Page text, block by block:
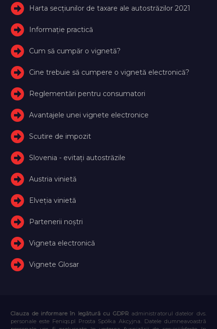
Harta secțiunilor de taxare ale autostrăzilor 2021
Informație practică
Cum să cumpăr o vignetă?
Cine trebuie să cumpere o vignetă electronică?
Reglementări pentru consumatori
Avantajele unei vignete electronice
Scutire de impozit
Slovenia - evitați autostrăzile
Austria vinietă
Elveţia vinietă
Partenerii noștri
Vigneta electronică
Vignete Glosar
Clauza de informare în legătură cu GDPR administratorul datelor dvs.
personale este Feniqs.pl Prosta Spółka Akcyjna. Datele dumneavoastră